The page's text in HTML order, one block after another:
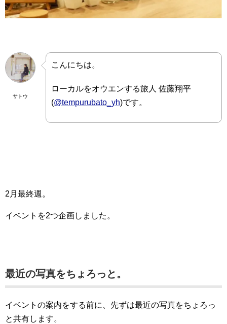
サトウ
こんにちは。
ローカルをオウエンする旅人 佐藤翔平
(@tempurubato_yh)です。
2月最終週。
イベントを2つ企画しました。
最近の写真をちょろっと。
イベントの案内をする前に、先ずは最近の写真をちょろっ
と共有します。